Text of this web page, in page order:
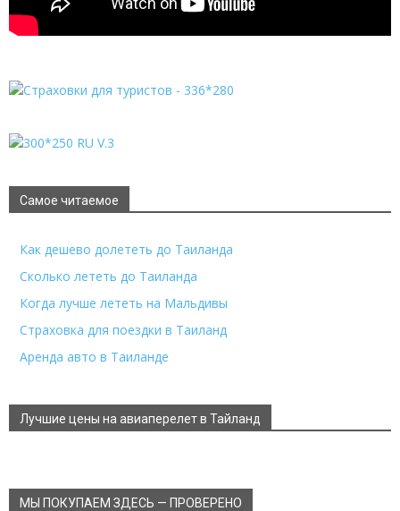
Самое читаемое
Как дешево долететь до Таиланда
Сколько лететь до Таиланда
Когда лучше лететь на Мальдивы
Страховка для поездки в Таиланд
Аренда авто в Таиланде
Лучшие цены на авиаперелет в Тайланд
МЫ ПОКУПАЕМ ЗДЕСЬ — ПРОВЕРЕНО